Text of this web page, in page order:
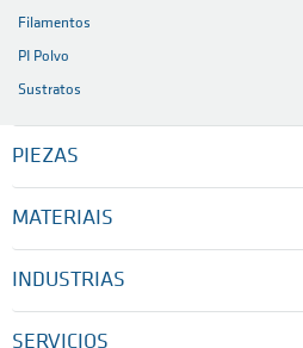
Filamentos
PI Polvo
Sustratos
PIEZAS
MATERIAIS
INDUSTRIAS
SERVICIOS